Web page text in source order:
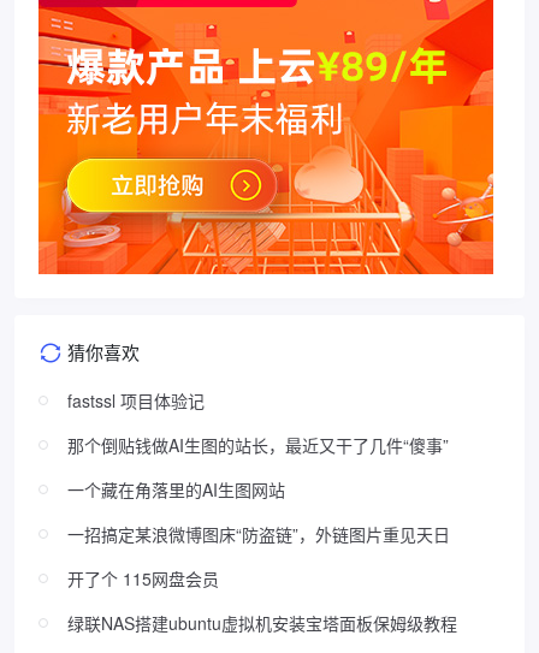
猜你喜欢
fastssl 项目体验记
那个倒贴钱做AI生图的站长，最近又干了几件“傻事”
一个藏在角落里的AI生图网站
一招搞定某浪微博图床“防盗链”，外链图片重见天日
开了个 115网盘会员
绿联NAS搭建ubuntu虚拟机安装宝塔面板保姆级教程